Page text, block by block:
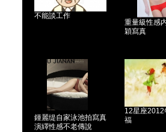
不能談工作
重量級性感
穎寫真
鍾麗缇自家泳池拍寫真
演繹性感不老傳說
12星座2012
福